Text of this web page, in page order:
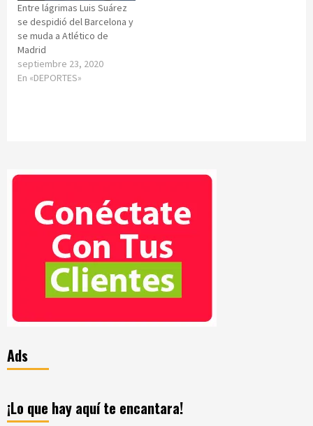
Entre lágrimas Luis Suárez
se despidió del Barcelona y
se muda a Atlético de
Madrid
septiembre 23, 2020
En «DEPORTES»
Ads
¡Lo que hay aquí te encantara!